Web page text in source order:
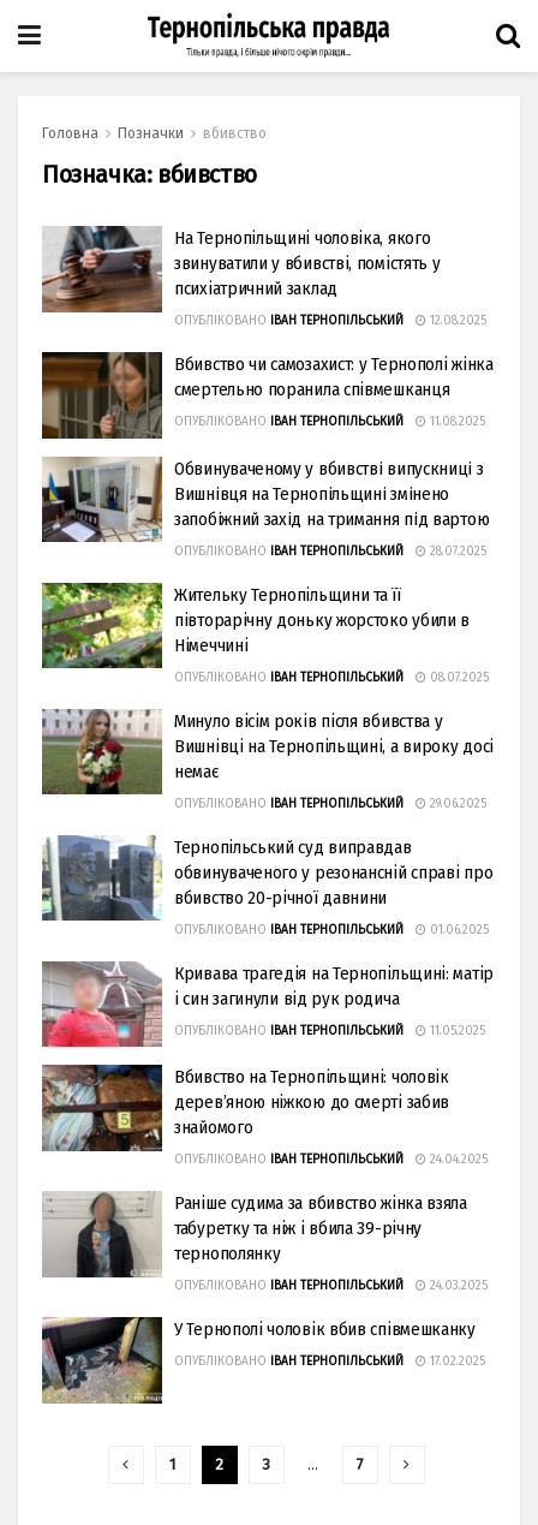
Головна Позначки вбивство
Позначка: вбивство
На Тернопільщині чоловіка, якого
звинуватили у вбивстві, помістять у
психіатричний заклад
ОПУБЛІКОВАНО ІВАН ТЕРНОПІЛЬСЬКИЙ 12.08.2025
Вбивство чи самозахист: у Тернополі жінка
смертельно поранила співмешканця
ОПУБЛІКОВАНО ІВАН ТЕРНОПІЛЬСЬКИЙ 11.08.2025
Обвинуваченому у вбивствi випускницi з
Вишнiвця на Тернопiльщинi змiнено
запобiжний захiд на тримання пiд вартою
ОПУБЛІКОВАНО ІВАН ТЕРНОПІЛЬСЬКИЙ 28.07.2025
Жительку Тернопільщини та її
півторарічну доньку жорстоко убили в
Німеччині
ОПУБЛІКОВАНО ІВАН ТЕРНОПІЛЬСЬКИЙ 08.07.2025
Минуло вісім років після вбивства у
Вишнівці на Тернопільщині, а вироку досі
немає
ОПУБЛІКОВАНО ІВАН ТЕРНОПІЛЬСЬКИЙ 29.06.2025
Тернопільський суд виправдав
обвинуваченого у резонансній справі про
вбивство 20-річної давнини
ОПУБЛІКОВАНО ІВАН ТЕРНОПІЛЬСЬКИЙ 01.06.2025
Кривава трагедія на Тернопільщині: матір
і син загинули від рук родича
ОПУБЛІКОВАНО ІВАН ТЕРНОПІЛЬСЬКИЙ 11.05.2025
Вбивство на Тернопільщині: чоловік
дерев’яною ніжкою до смерті забив
знайомого
ОПУБЛІКОВАНО ІВАН ТЕРНОПІЛЬСЬКИЙ 24.04.2025
Раніше судима за вбивство жінка взяла
табуретку та ніж і вбила 39-річну
тернополянку
ОПУБЛІКОВАНО ІВАН ТЕРНОПІЛЬСЬКИЙ 24.03.2025
У Тернополі чоловік вбив співмешканку
ОПУБЛІКОВАНО ІВАН ТЕРНОПІЛЬСЬКИЙ 17.02.2025
1 2 3 … 7